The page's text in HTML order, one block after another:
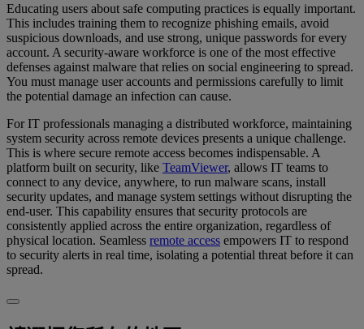
Educating users about safe computing practices is equally important.
This includes training them to recognize phishing emails, avoid
suspicious downloads, and use strong, unique passwords for every
account. A security-aware workforce is one of the most effective
defenses against malware that relies on social engineering to spread.
You must manage user accounts and permissions carefully to limit
the potential damage an infection can cause.
For IT professionals managing a distributed workforce, maintaining
system security across remote devices presents a unique challenge.
This is where secure remote access becomes indispensable. A
platform built on security, like TeamViewer, allows IT teams to
connect to any device, anywhere, to run malware scans, install
security updates, and manage system settings without disrupting the
end-user. This capability ensures that security protocols are
consistently applied across the entire organization, regardless of
physical location. Seamless remote access empowers IT to respond
to security alerts in real time, isolating a potential threat before it can
spread.